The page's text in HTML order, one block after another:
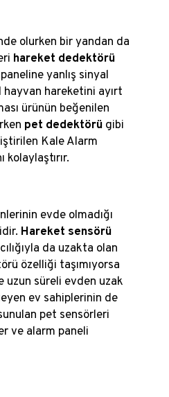
olurken bir yandan da
hareket dedektörü
yanlış sinyal
hareketini ayırt
ürünün beğenilen
pet dedektörü gibi
Kale Alarm
evde olmadığı
Hareket sensörü
da uzakta olan
özelliği taşımıyorsa
uzun süreli evden uzak
ev sahiplerinin de
pet sensörleri
ve alarm paneli